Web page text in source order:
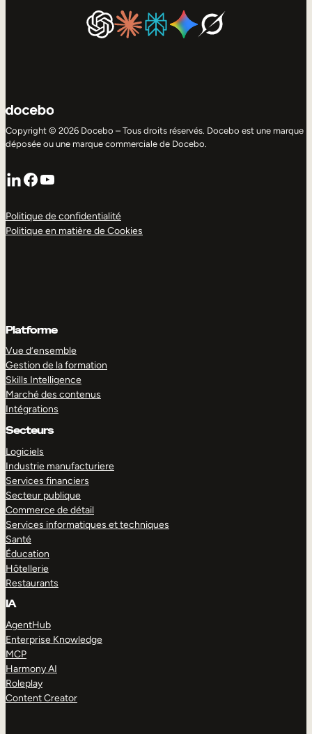
Copyright © 2026 Docebo – Tous droits réservés. Docebo est une marque
déposée ou une marque commerciale de Docebo.
LinkedIn
Facebook
YouTube
Politique de confidentialité
Politique en matière de Cookies
Platforme
Vue d’ensemble
Gestion de la formation
Skills Intelligence
Marché des contenus
Intégrations
Secteurs
Logiciels
Industrie manufacturiere
Services financiers
Secteur publique
Commerce de détail
Services informatiques et techniques
Santé
Éducation
Hôtellerie
Restaurants
IA
AgentHub
Enterprise Knowledge
MCP
Harmony AI
Roleplay
Content Creator